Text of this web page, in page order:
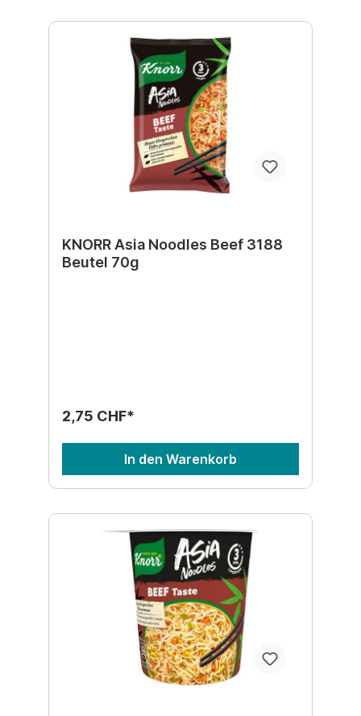
KNORR Asia Noodles Beef 3188
Beutel 70g
2,75 CHF*
In den Warenkorb